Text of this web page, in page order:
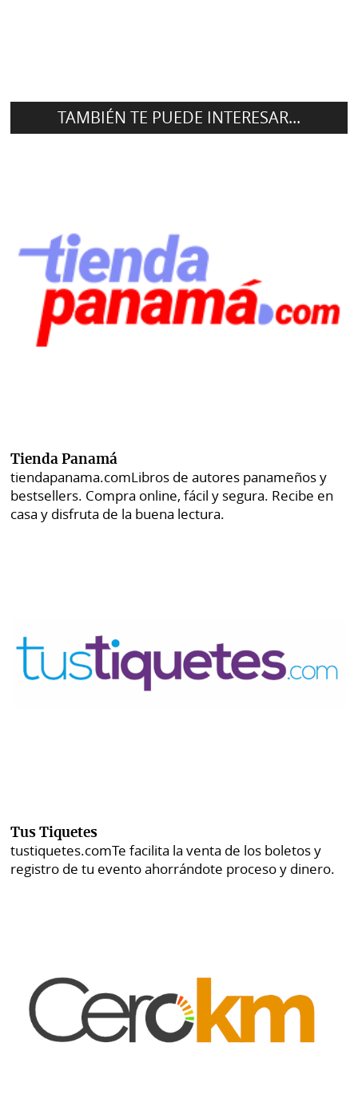
TAMBIÉN TE PUEDE INTERESAR...
Tienda Panamá
tiendapanama.comLibros de autores panameños y
bestsellers. Compra online, fácil y segura. Recibe en
casa y disfruta de la buena lectura.
Tus Tiquetes
tustiquetes.comTe facilita la venta de los boletos y
registro de tu evento ahorrándote proceso y dinero.